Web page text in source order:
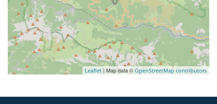
Leaflet | Map data © OpenStreetMap contributors